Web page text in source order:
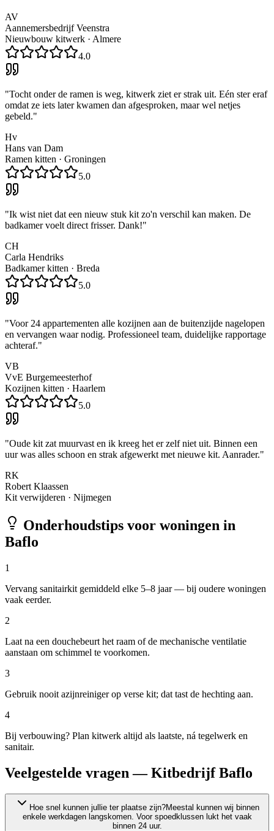
AV
Aannemersbedrijf Veenstra
Nieuwbouw kitwerk · Almere
4.0
"Tocht onder de ramen is weg, kitwerk ziet er strak uit. Eén ster eraf
omdat ze iets later kwamen dan afgesproken, maar wel netjes
gebeld."
Hv
Hans van Dam
Ramen kitten · Groningen
5.0
"Ik wist niet dat een nieuw stuk kit zo'n verschil kan maken. De
badkamer voelt direct frisser. Dank!"
CH
Carla Hendriks
Badkamer kitten · Breda
5.0
"Voor 24 appartementen alle kozijnen aan de buitenzijde nagelopen
en vervangen waar nodig. Professioneel team, duidelijke rapportage
achteraf."
VB
VvE Burgemeesterhof
Kozijnen kitten · Haarlem
5.0
"Oude kit zat muurvast en ik kreeg het er zelf niet uit. Binnen een
uur was alles schoon en strak afgewerkt met nieuwe kit. Aanrader."
RK
Robert Klaassen
Kit verwijderen · Nijmegen
Onderhoudstips voor woningen in
Baflo
1
Vervang sanitairkit gemiddeld elke 5–8 jaar — bij oudere woningen
vaak eerder.
2
Laat na een douchebeurt het raam of de mechanische ventilatie
aanstaan om schimmel te voorkomen.
3
Gebruik nooit azijnreiniger op verse kit; dat tast de hechting aan.
4
Bij verbouwing? Plan kitwerk altijd als laatste, ná tegelwerk en
sanitair.
Veelgestelde vragen — Kitbedrijf Baflo
Hoe snel kunnen jullie ter plaatse zijn?Meestal kunnen wij binnen
enkele werkdagen langskomen. Voor spoedklussen lukt het vaak
binnen 24 uur.